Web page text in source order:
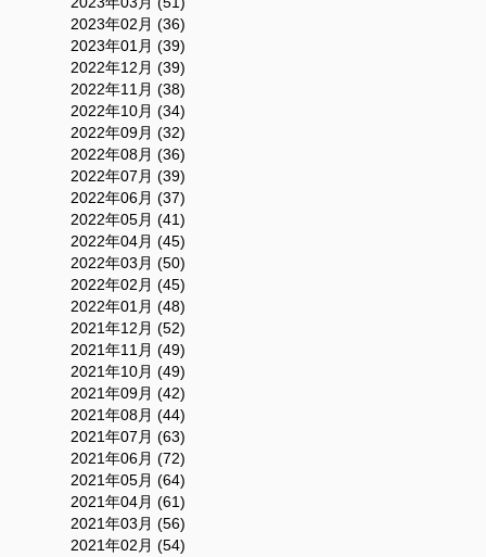
2023年02月 (36)
2023年01月 (39)
2022年12月 (39)
2022年11月 (38)
2022年10月 (34)
2022年09月 (32)
2022年08月 (36)
2022年07月 (39)
2022年06月 (37)
2022年05月 (41)
2022年04月 (45)
2022年03月 (50)
2022年02月 (45)
2022年01月 (48)
2021年12月 (52)
2021年11月 (49)
2021年10月 (49)
2021年09月 (42)
2021年08月 (44)
2021年07月 (63)
2021年06月 (72)
2021年05月 (64)
2021年04月 (61)
2021年03月 (56)
2021年02月 (54)